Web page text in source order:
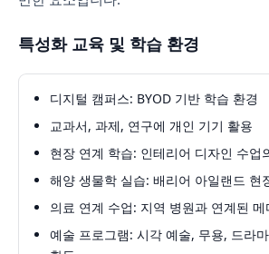
특성화 교육 및 학습 환경
디지털 캠퍼스: BYOD 기반 학습 환경
교과서, 과제, 연구에 개인 기기 활용
현장 연계 학습: 인테리어 디자인 수업
해양 생물학 실습: 배리어 아일랜드 현
의료 연계 수업: 지역 병원과 연계된 메
예술 프로그램: 시각 예술, 무용, 드라